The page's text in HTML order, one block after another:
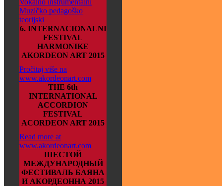
Vokalno instrumentalni
Muzičko pedagoško
teorijski
6. INTERNACIONALNI
FESTIVAL
HARMONIKE
AKORDEON ART 2015
Pročitaj više na
www.akordeonart.com
THE 6th
INTERNATIONAL
ACCORDION
FESTIVAL
ACORDEON ART 2015
Read more at
www.akordeonart.com
ШЕСТОЙ
МЕЖДУНАРОДНЫЙ
ФЕСТИВАЛЬ БАЯНА
И АКОРДЕОННА 2015